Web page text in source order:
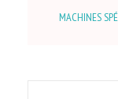
MACHINES